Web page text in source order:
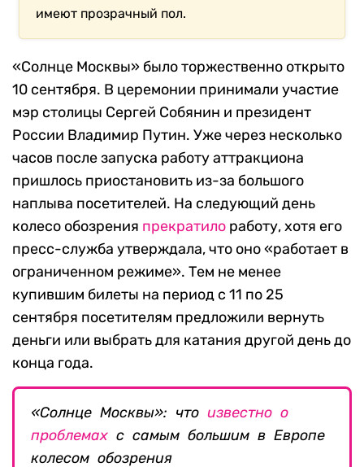
имеют прозрачный пол.
«Солнце Москвы» было торжественно открыто
10 сентября. В церемонии принимали участие
мэр столицы Сергей Собянин и президент
России Владимир Путин. Уже через несколько
часов после запуска работу аттракциона
пришлось приостановить из-за большого
наплыва посетителей. На следующий день
колесо обозрения прекратило работу, хотя его
пресс-служба утверждала, что оно «работает в
ограниченном режиме». Тем не менее
купившим билеты на период с 11 по 25
сентября посетителям предложили вернуть
деньги или выбрать для катания другой день до
конца года.
«Солнце Москвы»: что известно о
проблемах с самым большим в Европе
колесом обозрения